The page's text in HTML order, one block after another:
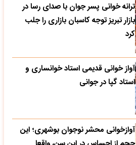
ترانه خوانی پسر جوان با صدای رسا در
بازار تبریز توجه کاسبان بازاری را جلب
کرد
آواز خوانی قدیمی استاد خوانساری و
استاد گپا در جوانی
آوازخوانی محشر نوجوان بوشهری؛ این